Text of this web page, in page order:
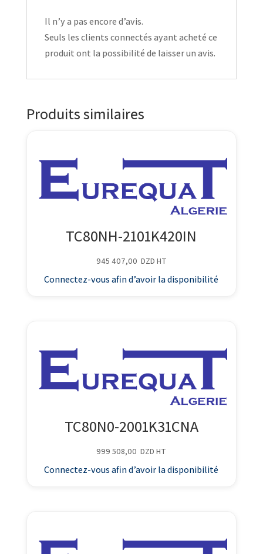
Il n’y a pas encore d’avis.
Seuls les clients connectés ayant acheté ce
produit ont la possibilité de laisser un avis.
Produits similaires
TC80NH-2101K420IN
945 407,00 DZD HT
Connectez-vous afin d’avoir la disponibilité
TC80N0-2001K31CNA
999 508,00 DZD HT
Connectez-vous afin d’avoir la disponibilité